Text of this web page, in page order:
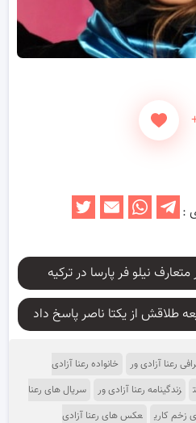
:
نیلو فر پارسا در ترکیه
رعنا آزادی ور
خانواده رعنا آزادی
زندگینامه رعنا آزادی ور
سریال های رعنا
زخم کاری عکس های رعنا آزادی